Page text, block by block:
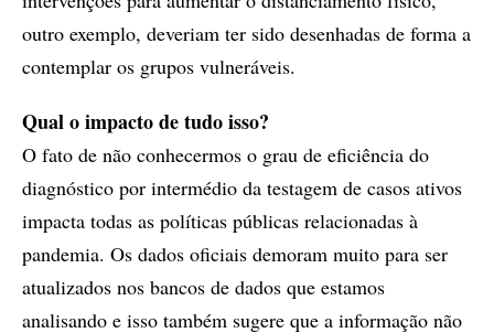
outro exemplo, deveriam ter sido desenhadas de forma a
contemplar os grupos vulneráveis.
Qual o impacto de tudo isso?
O fato de não conhecermos o grau de eficiência do
diagnóstico por intermédio da testagem de casos ativos
impacta todas as políticas públicas relacionadas à
pandemia. Os dados oficiais demoram muito para ser
atualizados nos bancos de dados que estamos
analisando e isso também sugere que a informação não